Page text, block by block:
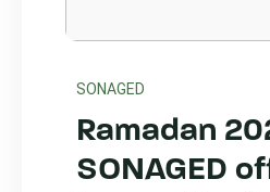
SONAGED
Ramadan
SONAGED